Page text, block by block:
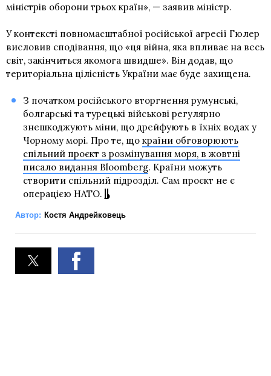
міністрів оборони трьох країн», — заявив міністр.
У контексті повномасштабної російської агресії Гюлер
висловив сподівання, що «ця війна, яка впливає на весь
світ, закінчиться якомога швидше». Він додав, що
територіальна цілісність України має буде захищена.
З початком російського вторгнення румунські,
болгарські та турецькі військові регулярно
знешкоджують міни, що дрейфують в їхніх водах у
Чорному морі. Про те, що країни обговорюють
спільний проєкт з розмінування моря, в жовтні
писало видання Bloomberg. Країни можуть
створити спільний підрозділ. Сам проєкт не є
операцією НАТО.
Автор: Костя Андрейковець